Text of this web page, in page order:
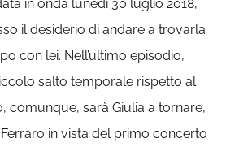
in onda lunedì 30 luglio 2018,
il desiderio di andare a trovarla
con lei. Nell’ultimo episodio,
salto temporale rispetto al
comunque, sarà Giulia a tornare,
in vista del primo concerto